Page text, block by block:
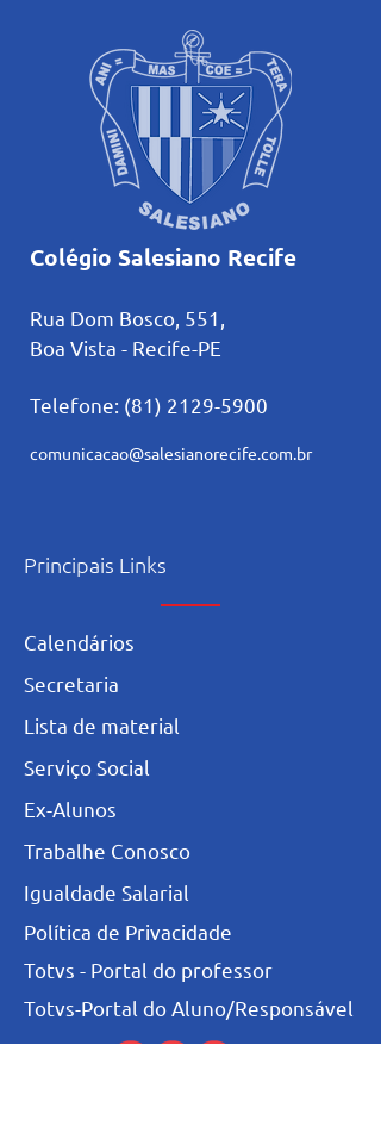
Colégio Salesiano Recife
Rua Dom Bosco, 551,
Boa Vista - Recife-PE
Telefone: (81) 2129-5900
comunicacao@salesianorecife.com.br
Principais Links
Calendários
Secretaria
L ista de material
Serviço Social
Ex-Alunos
Trabalhe Conosco
Igualdade Salarial
Política de Privacidade
Totvs - Portal do professor
Totvs-Portal do Aluno/Responsável